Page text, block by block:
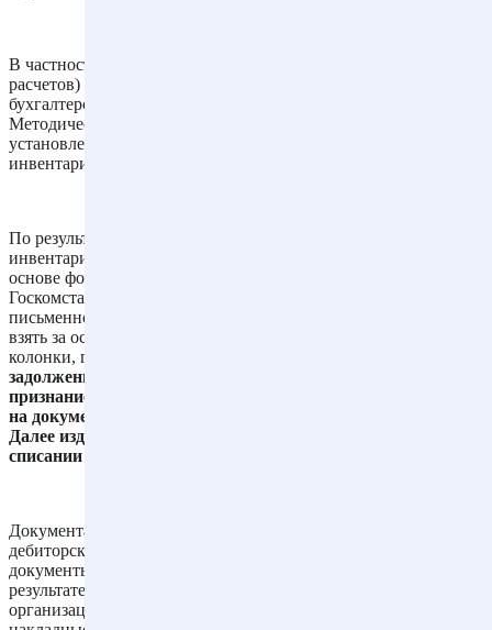
В частности, проведение инвентаризации (в том числе
расчетов) является обязательным перед составлением годовой
бухгалтерской отчетности (п. 27 Положения N 34н, п. 1.5
Методических указаний). В учетной политике может быть
установлена более частая периодичность проведения
инвентаризации расчетов (например, раз в квартал).
По результатам инвентаризации составляется акт
инвентаризации расчетов (акт может быть разработан на
основе формы N ИНВ-17, утвержденной постановлением
Госкомстата России от 18.08.1998 N 88). Затем составляется
письменное обоснование о списании задолженности (можно
взять за основу справку к форме N ИНВ-17, добавив в нее
колонки, где можно проставить
задолженности, например, истечение исковой давности,
признание физического лица банкротом и т.д. со ссылками
на документы и проставлением соответствующих дат).
Далее издается приказ руководителя организации о
списании задолженности.
Документами, подтверждающими факт возникновения
дебиторской задолженности, могут быть любые первичные
документы о совершении хозяйственной операции, в
результате которой образовался долг контрагента перед
организацией (счета на оплату коммунальных услуг,